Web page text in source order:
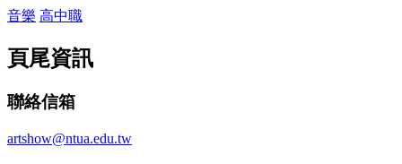
音樂 高中職
頁尾資訊
聯絡信箱
artshow@ntua.edu.tw